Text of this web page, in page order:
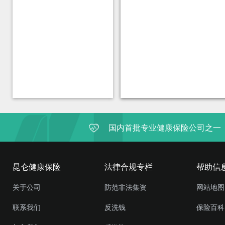
国内首批专业健康保险公司之一
昆仑健康保险
关于公司
联系我们
法律合规专栏
防范非法集资
反洗钱
帮助信
网站地图
保险百科